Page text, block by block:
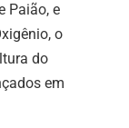
Paião, e
o
do
em